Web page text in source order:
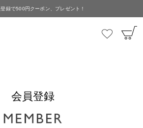
録で500円クーポン、プレゼント！
会員登録